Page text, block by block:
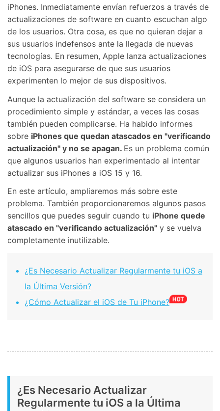
iPhones. Inmediatamente envían refuerzos a través de
actualizaciones de software en cuanto escuchan algo
de los usuarios. Otra cosa, es que no quieran dejar a
sus usuarios indefensos ante la llegada de nuevas
tecnologías. En resumen, Apple lanza actualizaciones
de iOS para asegurarse de que sus usuarios
experimenten lo mejor de sus dispositivos.
Aunque la actualización del software se considera un
procedimiento simple y estándar, a veces las cosas
también pueden complicarse. Ha habido informes
sobre iPhones que quedan atascados en "verificando
actualización" y no se apagan. Es un problema común
que algunos usuarios han experimentado al intentar
actualizar sus iPhones a iOS 15 y 16.
En este artículo, ampliaremos más sobre este
problema. También proporcionaremos algunos pasos
sencillos que puedes seguir cuando tu iPhone quede
atascado en "verificando actualización" y se vuelva
completamente inutilizable.
󠀰¿Es Necesario Actualizar Regularmente tu iOS a
la Última Versión?󠀲󠀡󠀡󠀣󠀠󠀨󠀦󠀡󠀠󠀳
󠀰¿Cómo Actualizar el iOS de Tu iPhone?󠀲󠀡󠀡󠀣󠀠󠀨󠀦󠀡󠀡󠀳
󠀰¿Es Necesario Actualizar
Regularmente tu iOS a la Última